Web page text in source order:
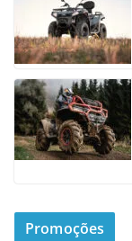
Promoções